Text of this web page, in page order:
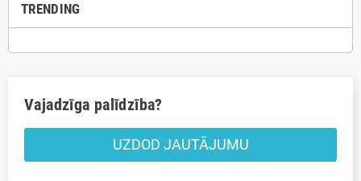
TRENDING
Vajadzīga palīdzība?
UZDOD JAUTĀJUMU